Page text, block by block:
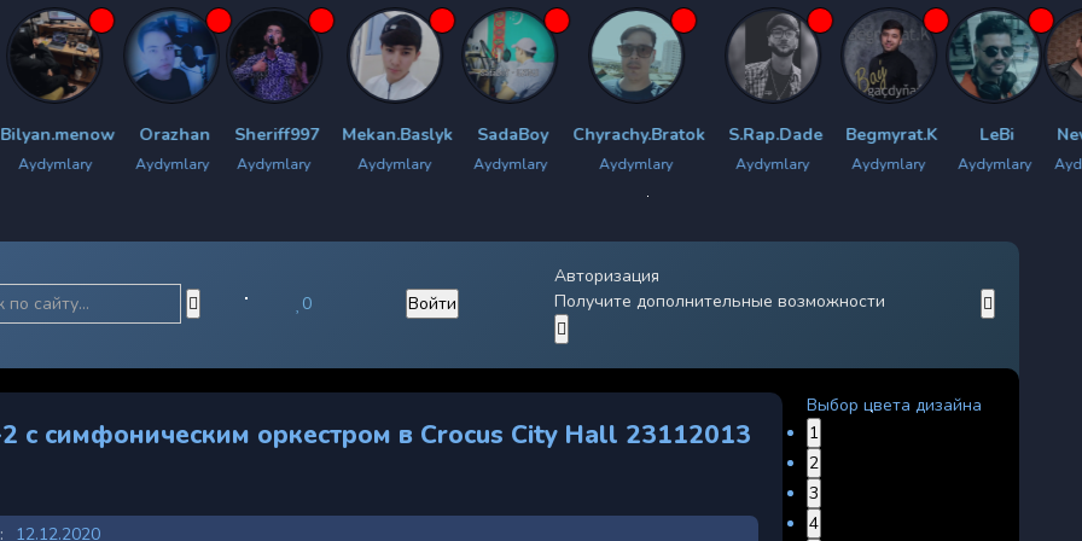
Orazhan
Aydymlary
Sheriff997
Aydymlary
Mekan.Baslyk
Aydymlary
SadaBoy
Aydymlary
Chyrachy.Bratok
Aydymlary
S.Rap.Dade
Aydymlary
Begmyrat.K
Aydymlary
LeBi
Aydymlary
New Star
Aydymlary
0 Войти
Авторизация
Получите дополнительные возможности
симфоническим оркестром в Crocus City Hall 23112013
12.12.2020
Выбор цвета дизайна
1
2
3
4